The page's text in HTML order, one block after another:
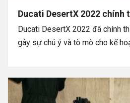
Ducati DesertX 2022 chính
Ducati DesertX 2022 đã chính
gây sự chú ý và tò mò cho kế